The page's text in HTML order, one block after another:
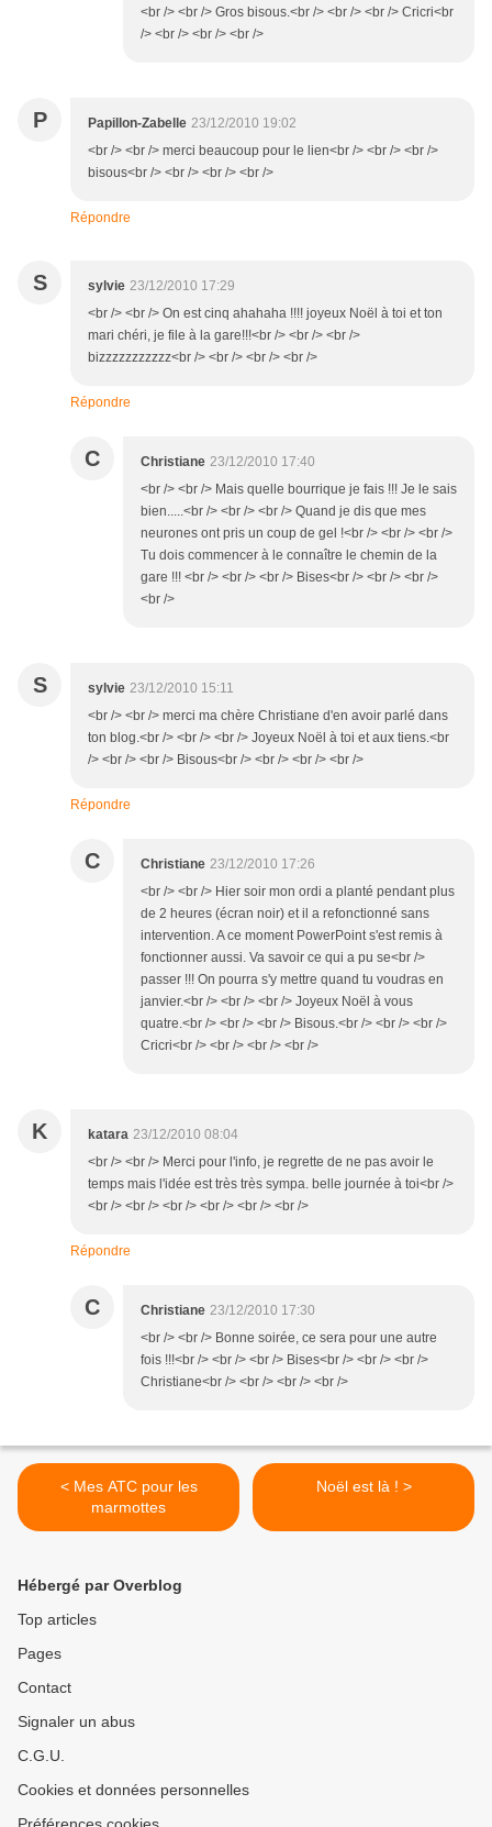
<br /> <br /> Gros bisous.<br /> <br /> <br /> Cricri<br
/> <br /> <br /> <br />
P Papillon-Zabelle 23/12/2010 19:02
<br /> <br /> merci beaucoup pour le lien<br /> <br /> <br />
bisous<br /> <br /> <br /> <br />
Répondre
S sylvie 23/12/2010 17:29
<br /> <br /> On est cinq ahahaha !!!! joyeux Noël à toi et ton
mari chéri, je file à la gare!!!<br /> <br /> <br />
bizzzzzzzzzzz<br /> <br /> <br /> <br />
Répondre
C Christiane 23/12/2010 17:40
<br /> <br /> Mais quelle bourrique je fais !!! Je le sais
bien.....<br /> <br /> <br /> Quand je dis que mes
neurones ont pris un coup de gel !<br /> <br /> <br />
Tu dois commencer à le connaître le chemin de la
gare !!! <br /> <br /> <br /> Bises<br /> <br /> <br />
<br />
S sylvie 23/12/2010 15:11
<br /> <br /> merci ma chère Christiane d'en avoir parlé dans
ton blog.<br /> <br /> <br /> Joyeux Noël à toi et aux tiens.<br
/> <br /> <br /> Bisous<br /> <br /> <br /> <br />
Répondre
C Christiane 23/12/2010 17:26
<br /> <br /> Hier soir mon ordi a planté pendant plus
de 2 heures (écran noir) et il a refonctionné sans
intervention. A ce moment PowerPoint s'est remis à
fonctionner aussi. Va savoir ce qui a pu se<br />
passer !!! On pourra s'y mettre quand tu voudras en
janvier.<br /> <br /> <br /> Joyeux Noël à vous
quatre.<br /> <br /> <br /> Bisous.<br /> <br /> <br />
Cricri<br /> <br /> <br /> <br />
K katara 23/12/2010 08:04
<br /> <br /> Merci pour l'info, je regrette de ne pas avoir le
temps mais l'idée est très très sympa. belle journée à toi<br />
<br /> <br /> <br /> <br /> <br /> <br />
Répondre
C Christiane 23/12/2010 17:30
<br /> <br /> Bonne soirée, ce sera pour une autre
fois !!!<br /> <br /> <br /> Bises<br /> <br /> <br />
Christiane<br /> <br /> <br /> <br />
< Mes ATC pour les
marmottes
Noël est là ! >
Hébergé par Overblog
Top articles
Pages
Contact
Signaler un abus
C.G.U.
Cookies et données personnelles